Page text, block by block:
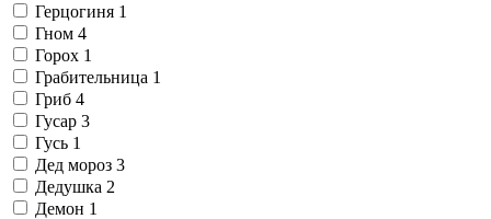
Герцогиня 1
Гном 4
Горох 1
Грабительница 1
Гриб 4
Гусар 3
Гусь 1
Дед мороз 3
Дедушка 2
Демон 1